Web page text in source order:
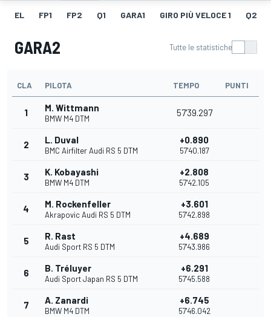
EL FP1 FP2 Q1 GARA1 GIRO PIÙ VELOCE 1 Q2
GARA2 Tutte le statistiche
CLA PILOTA TEMPO PUNTI
1 M. Wittmann
BMW M4 DTM
57'39.297
2 L. Duval
BMC Airfilter Audi RS 5 DTM
+0.890
57'40.187
3 K. Kobayashi
BMW M4 DTM
+2.808
57'42.105
4 M. Rockenfeller
Akrapovic Audi RS 5 DTM
+3.601
57'42.898
5 R. Rast
Audi Sport RS 5 DTM
+4.689
57'43.986
6 B. Tréluyer
Audi Sport Japan RS 5 DTM
+6.291
57'45.588
7 A. Zanardi
BMW M4 DTM
+6.745
57'46.042